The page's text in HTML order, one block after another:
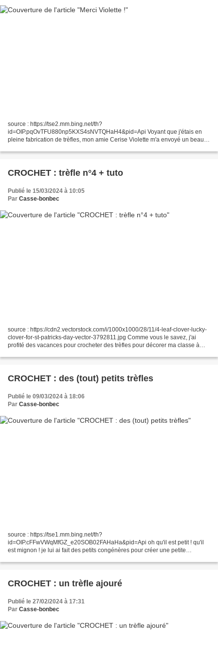
source : https://tse2.mm.bing.net/th?
id=OIP.pqOvTFU880np5KXS4sNVTQHaH4&pid=Api Voyant que j'étais en
pleine fabrication de trèfles, mon amie Cerise Violette m'a envoyé un beau
de...
CROCHET : trèfle n°4 + tuto
Publié le 15/03/2024 à 10:05
Par Casse-bonbec
source : https://cdn2.vectorstock.com/i/1000x1000/28/11/4-leaf-clover-lucky-
clover-for-st-patricks-day-vector-3792811.jpg Comme vous le savez, j'ai
profité des vacances pour crocheter des trèfles pour décorer ma classe à
CROCHET : des (tout) petits trèfles
Publié le 09/03/2024 à 18:06
Par Casse-bonbec
source : https://tse1.mm.bing.net/th?
id=OIP.cFFwVWqMfGZ_e20SOB02FAHaHa&pid=Api oh qu'il est petit ! qu'il
est mignon ! je lui ai fait des petits congénères pour créer une petite
aussi...
CROCHET : un trèfle ajouré
Publié le 27/02/2024 à 17:31
Par Casse-bonbec